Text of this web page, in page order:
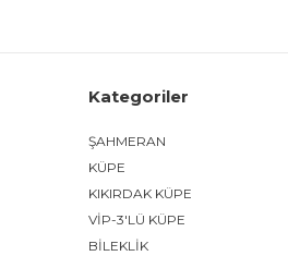
Kategoriler
ŞAHMERAN
KÜPE
KIKIRDAK KÜPE
VİP-3'LÜ KÜPE
BİLEKLİK